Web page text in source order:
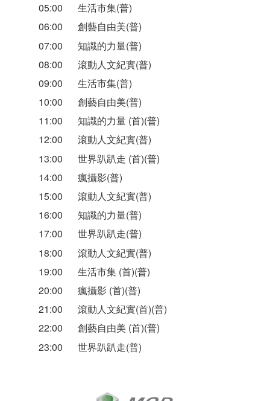
05:00
生活市集(普)
06:00
創藝自由美(普)
07:00
知識的力量(普)
08:00
滾動人文紀實(普)
09:00
生活市集(普)
10:00
創藝自由美(普)
11:00
知識的力量 (首)(普)
12:00
滾動人文紀實(普)
13:00
世界趴趴走 (首)(普)
14:00
瘋攝影(普)
15:00
滾動人文紀實(普)
16:00
知識的力量(普)
17:00
世界趴趴走(普)
18:00
滾動人文紀實(普)
19:00
生活市集 (首)(普)
20:00
瘋攝影 (首)(普)
21:00
滾動人文紀實(首)(普)
22:00
創藝自由美 (首)(普)
23:00
世界趴趴走(普)